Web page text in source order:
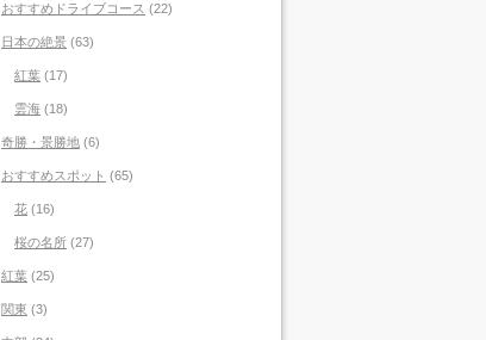
おすすめドライブコース (22)
日本の絶景 (63)
紅葉 (17)
雲海 (18)
奇勝・景勝地 (6)
おすすめスポット (65)
花 (16)
桜の名所 (27)
紅葉 (25)
関東 (3)